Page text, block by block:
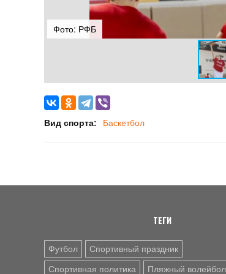
Фото: РФБ
Вид спорта: Баскетбол
ТЕГИ
Футбол Спортивный праздник
Спортивная политика Пляжный волейбол